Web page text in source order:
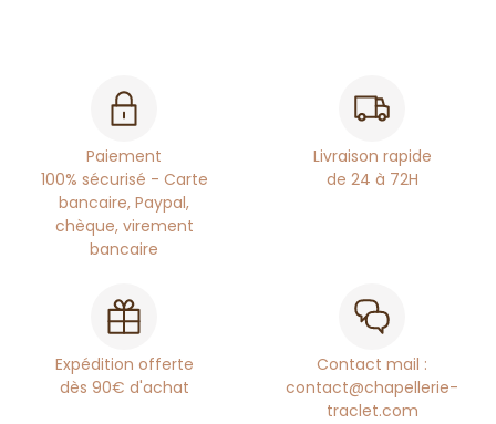
Paiement
100% sécurisé - Carte
bancaire, Paypal,
chèque, virement
bancaire
Livraison rapide
de 24 à 72H
Expédition offerte
dès 90€ d'achat
Contact mail :
contact@chapellerie-
traclet.com